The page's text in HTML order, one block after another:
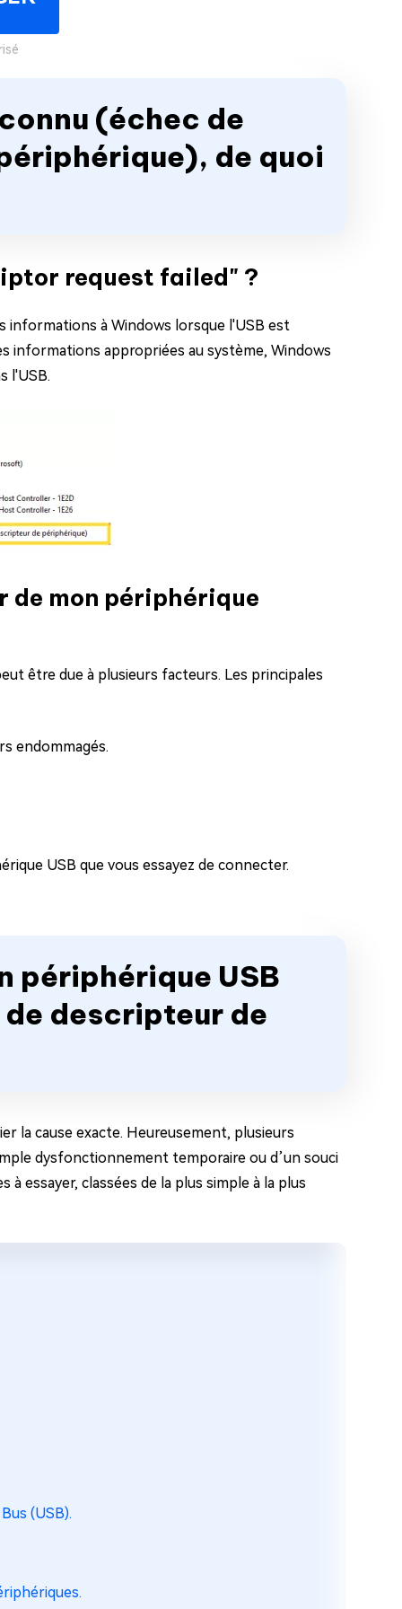
(échec de
de quoi
request failed" ?
informations à Windows lorsque l'USB est
informations appropriées au système, Windows
l'USB.
de mon périphérique
être due à plusieurs facteurs. Les principales
endommagés.
USB que vous essayez de connecter.
périphérique USB
descripteur de
la cause exacte. Heureusement, plusieurs
dysfonctionnement temporaire ou d’un souci
essayer, classées de la plus simple à la plus
(USB).